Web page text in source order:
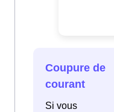
Coupure de
courant
Si vous